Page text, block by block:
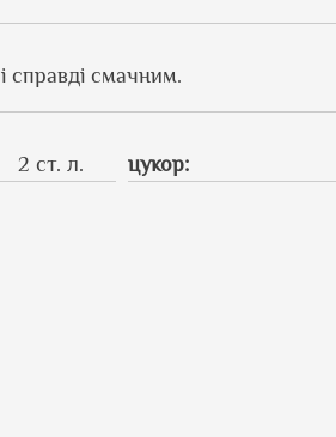
справді смачним.
2 ст. л. цукор: